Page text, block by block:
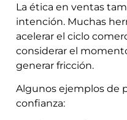
La ética en ventas
intención. Muchas
acelerar el ciclo
considerar el
generar fricción.
Algunos ejemplos de
confianza: